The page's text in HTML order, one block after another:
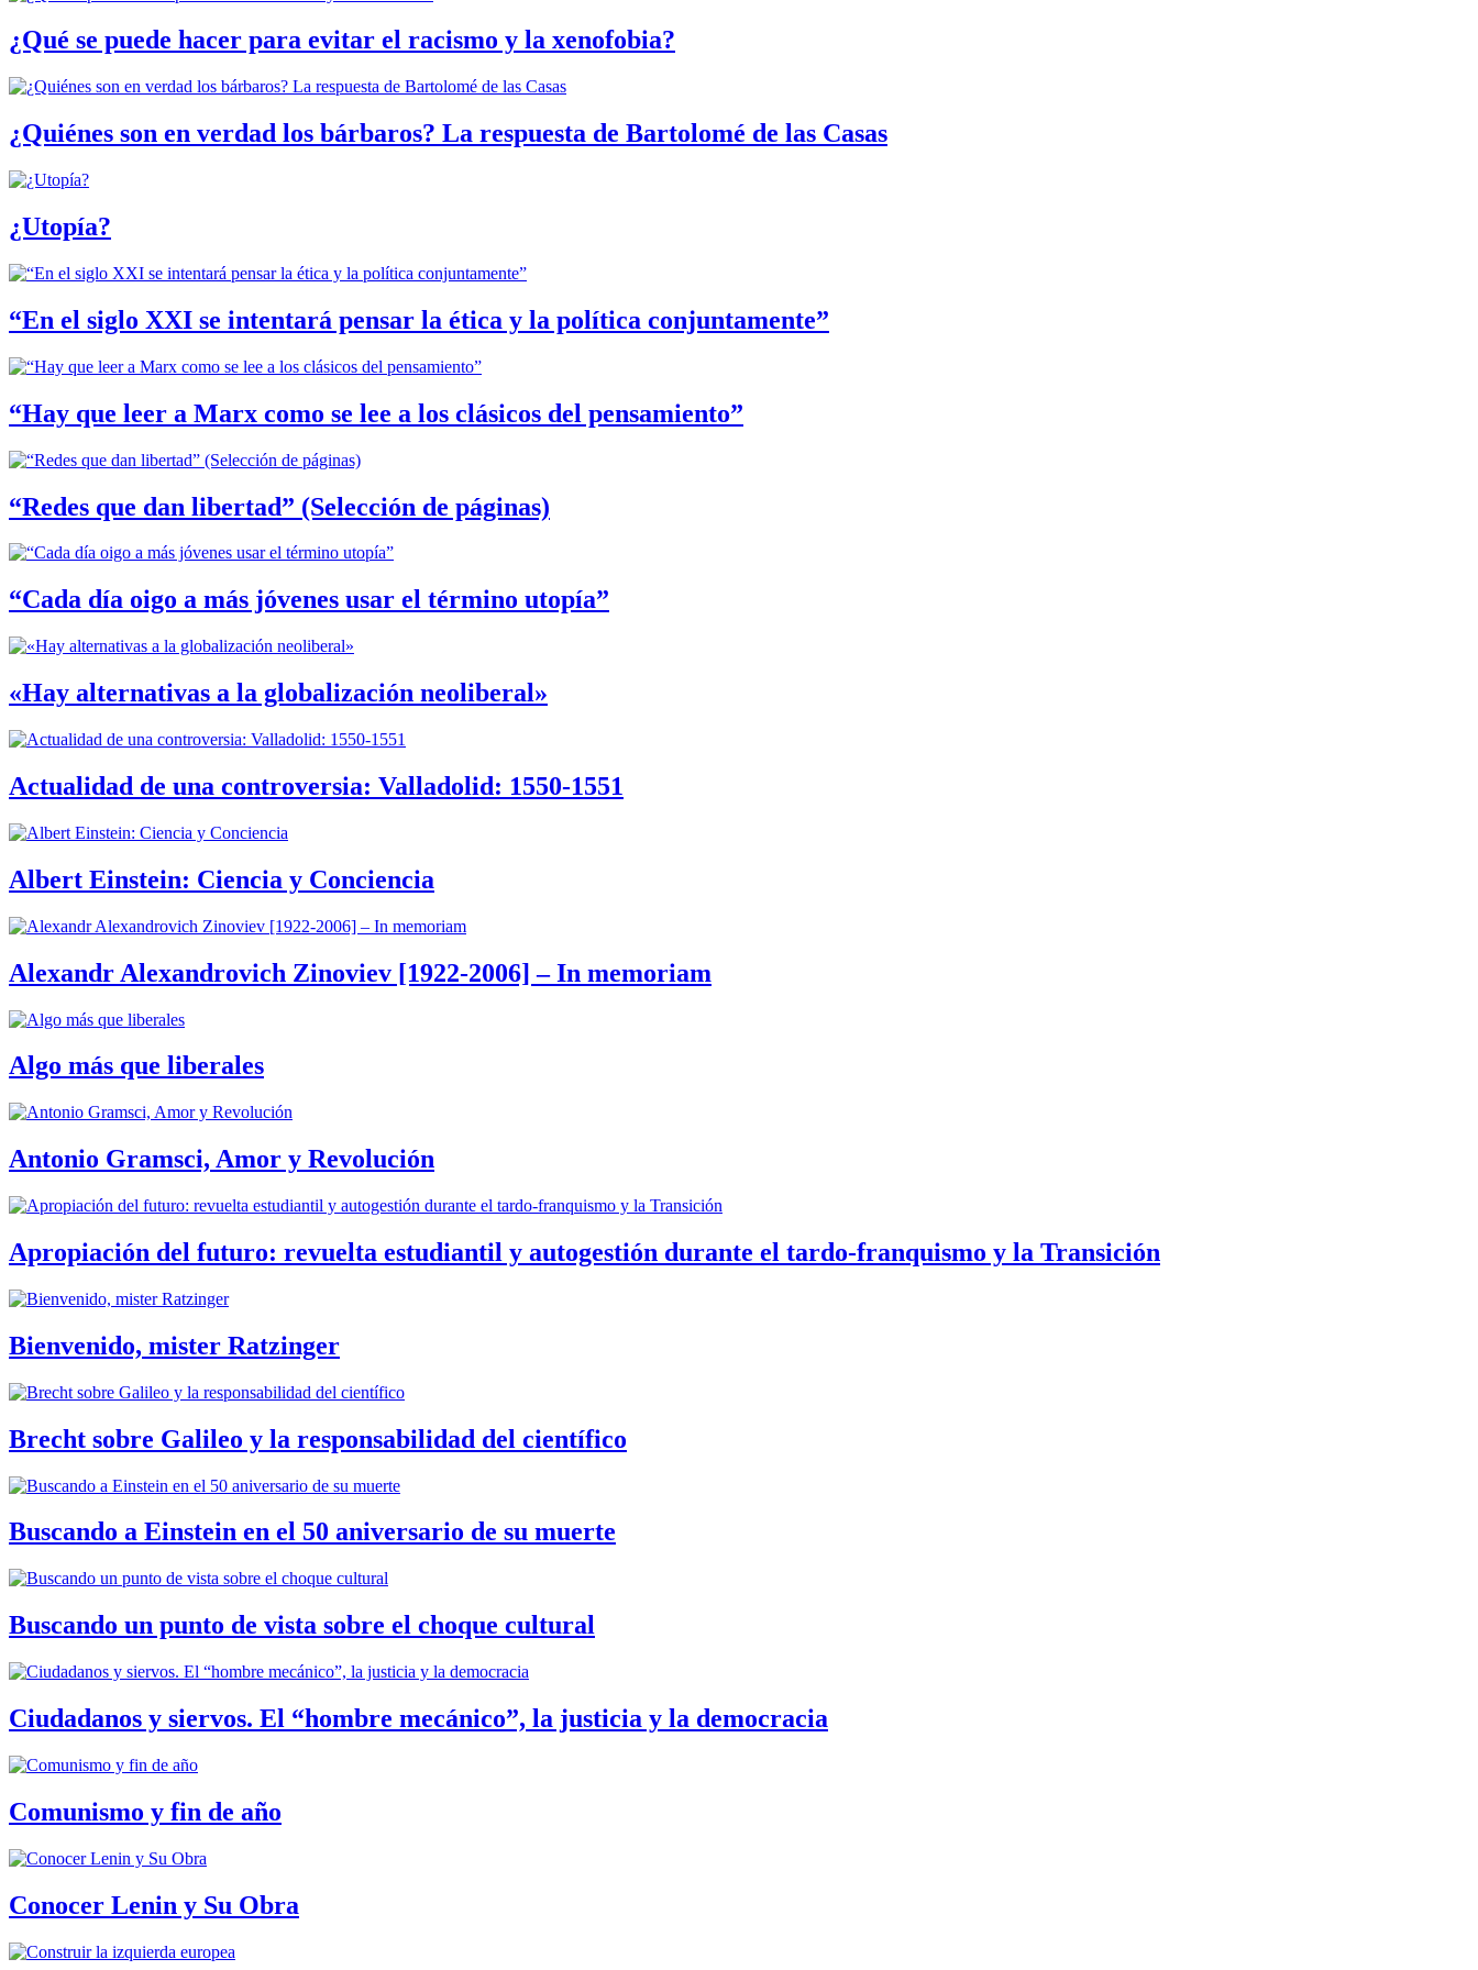
¿Qué se puede hacer para evitar el racismo y la xenofobia?
¿Quiénes son en verdad los bárbaros? La respuesta de Bartolomé de las Casas
¿Utopía?
“En el siglo XXI se intentará pensar la ética y la política conjuntamente”
“Hay que leer a Marx como se lee a los clásicos del pensamiento”
“Redes que dan libertad” (Selección de páginas)
“Cada día oigo a más jóvenes usar el término utopía”
«Hay alternativas a la globalización neoliberal»
Actualidad de una controversia: Valladolid: 1550-1551
Albert Einstein: Ciencia y Conciencia
Alexandr Alexandrovich Zinoviev [1922-2006] – In memoriam
Algo más que liberales
Antonio Gramsci, Amor y Revolución
Apropiación del futuro: revuelta estudiantil y autogestión durante el tardo-franquismo y la Transición
Bienvenido, mister Ratzinger
Brecht sobre Galileo y la responsabilidad del científico
Buscando a Einstein en el 50 aniversario de su muerte
Buscando un punto de vista sobre el choque cultural
Ciudadanos y siervos. El “hombre mecánico”, la justicia y la democracia
Comunismo y fin de año
Conocer Lenin y Su Obra